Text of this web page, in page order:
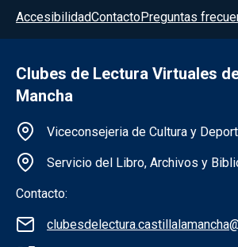
AccesibilidadContactoPreguntas
Clubes de Lectura Virtuales
Mancha
Información de la
Viceconsejeria de Cultura y
Servicio del Libro, Archivos y
Contacto: